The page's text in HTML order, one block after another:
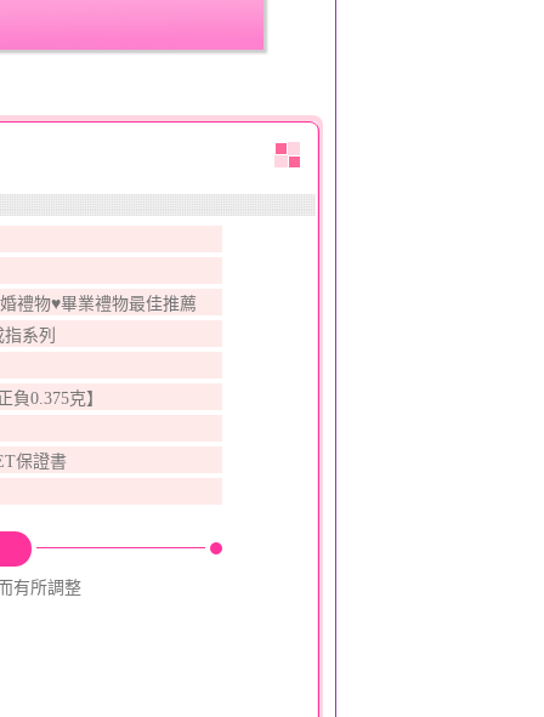
禮物♥畢業禮物最佳推薦
系列
負0.375克】
保證書
有所調整